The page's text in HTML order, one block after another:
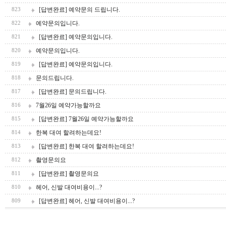
823 [답변완료] 예약문의 드립니다.
822 예약문의입니다.
821 [답변완료] 예약문의입니다.
820 예약문의입니다.
819 [답변완료] 예약문의입니다.
818 문의드립니다.
817 [답변완료] 문의드립니다.
816 7월26일 예약가능할까요
815 [답변완료] 7월26일 예약가능할까요
814 한복 대여 할려하는데요!
813 [답변완료] 한복 대여 할려하는데요!
812 촬영문의요
811 [답변완료] 촬영문의요
810 헤어, 신발 대여비용이...?
809 [답변완료] 헤어, 신발 대여비용이...?